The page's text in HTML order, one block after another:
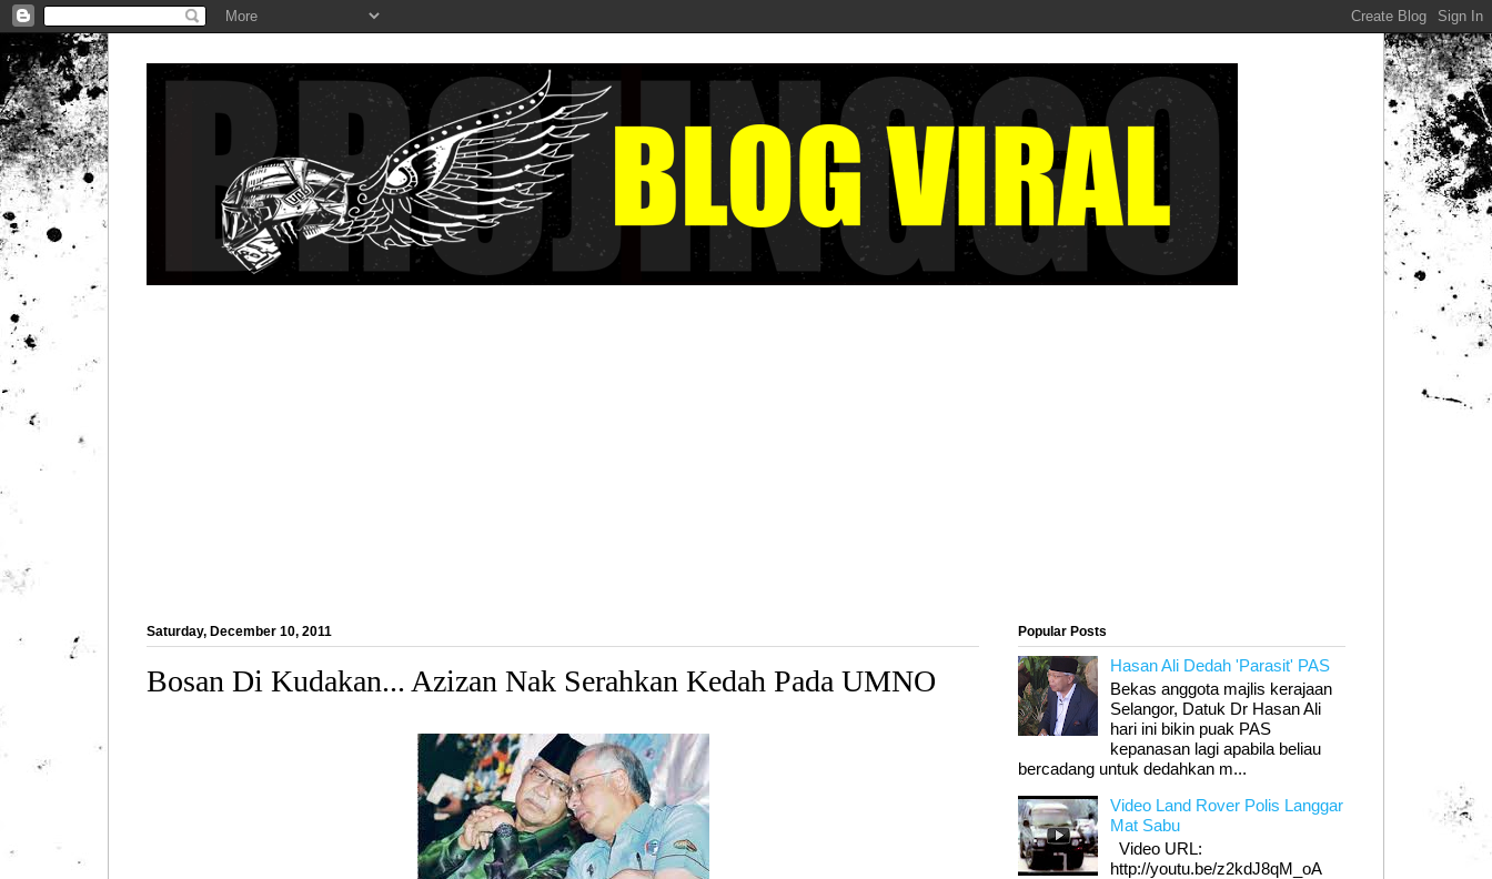
Saturday, December 10, 2011
Bosan Di Kudakan... Azizan Nak Serahkan Kedah Pada UMNO
Popular Posts
Hasan Ali Dedah 'Parasit' PAS
Bekas anggota majlis kerajaan
Selangor, Datuk Dr Hasan Ali
hari ini bikin puak PAS
kepanasan lagi apabila beliau
bercadang untuk dedahkan m...
Video Land Rover Polis Langgar
Mat Sabu
Video URL:
http://youtu.be/z2kdJ8qM_oA